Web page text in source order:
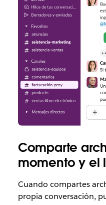
Comparte
momento y el
Cuando compartes
propia conversación,